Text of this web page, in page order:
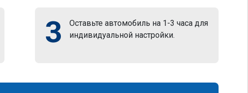
3
Оставьте автомобиль на 1-3 часа для
индивидуальной настройки.